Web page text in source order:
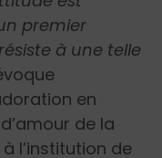
premier
à une telle
en
de la
l’institution de